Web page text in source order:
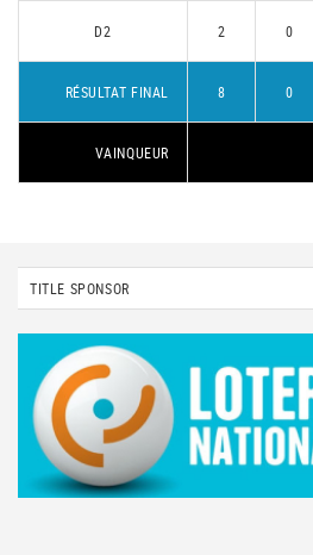
D2 2 0
RÉSULTAT FINAL 8 0
VAINQUEUR
TITLE SPONSOR